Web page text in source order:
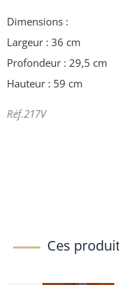
Dimensions :
Largeur : 36 cm
Profondeur : 29,5 cm
Hauteur : 59 cm
Réf.217V
Ces